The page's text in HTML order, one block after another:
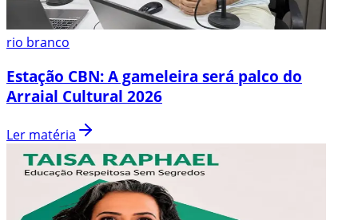
rio branco
Estação CBN: A gameleira será palco do
Arraial Cultural 2026
Ler matéria